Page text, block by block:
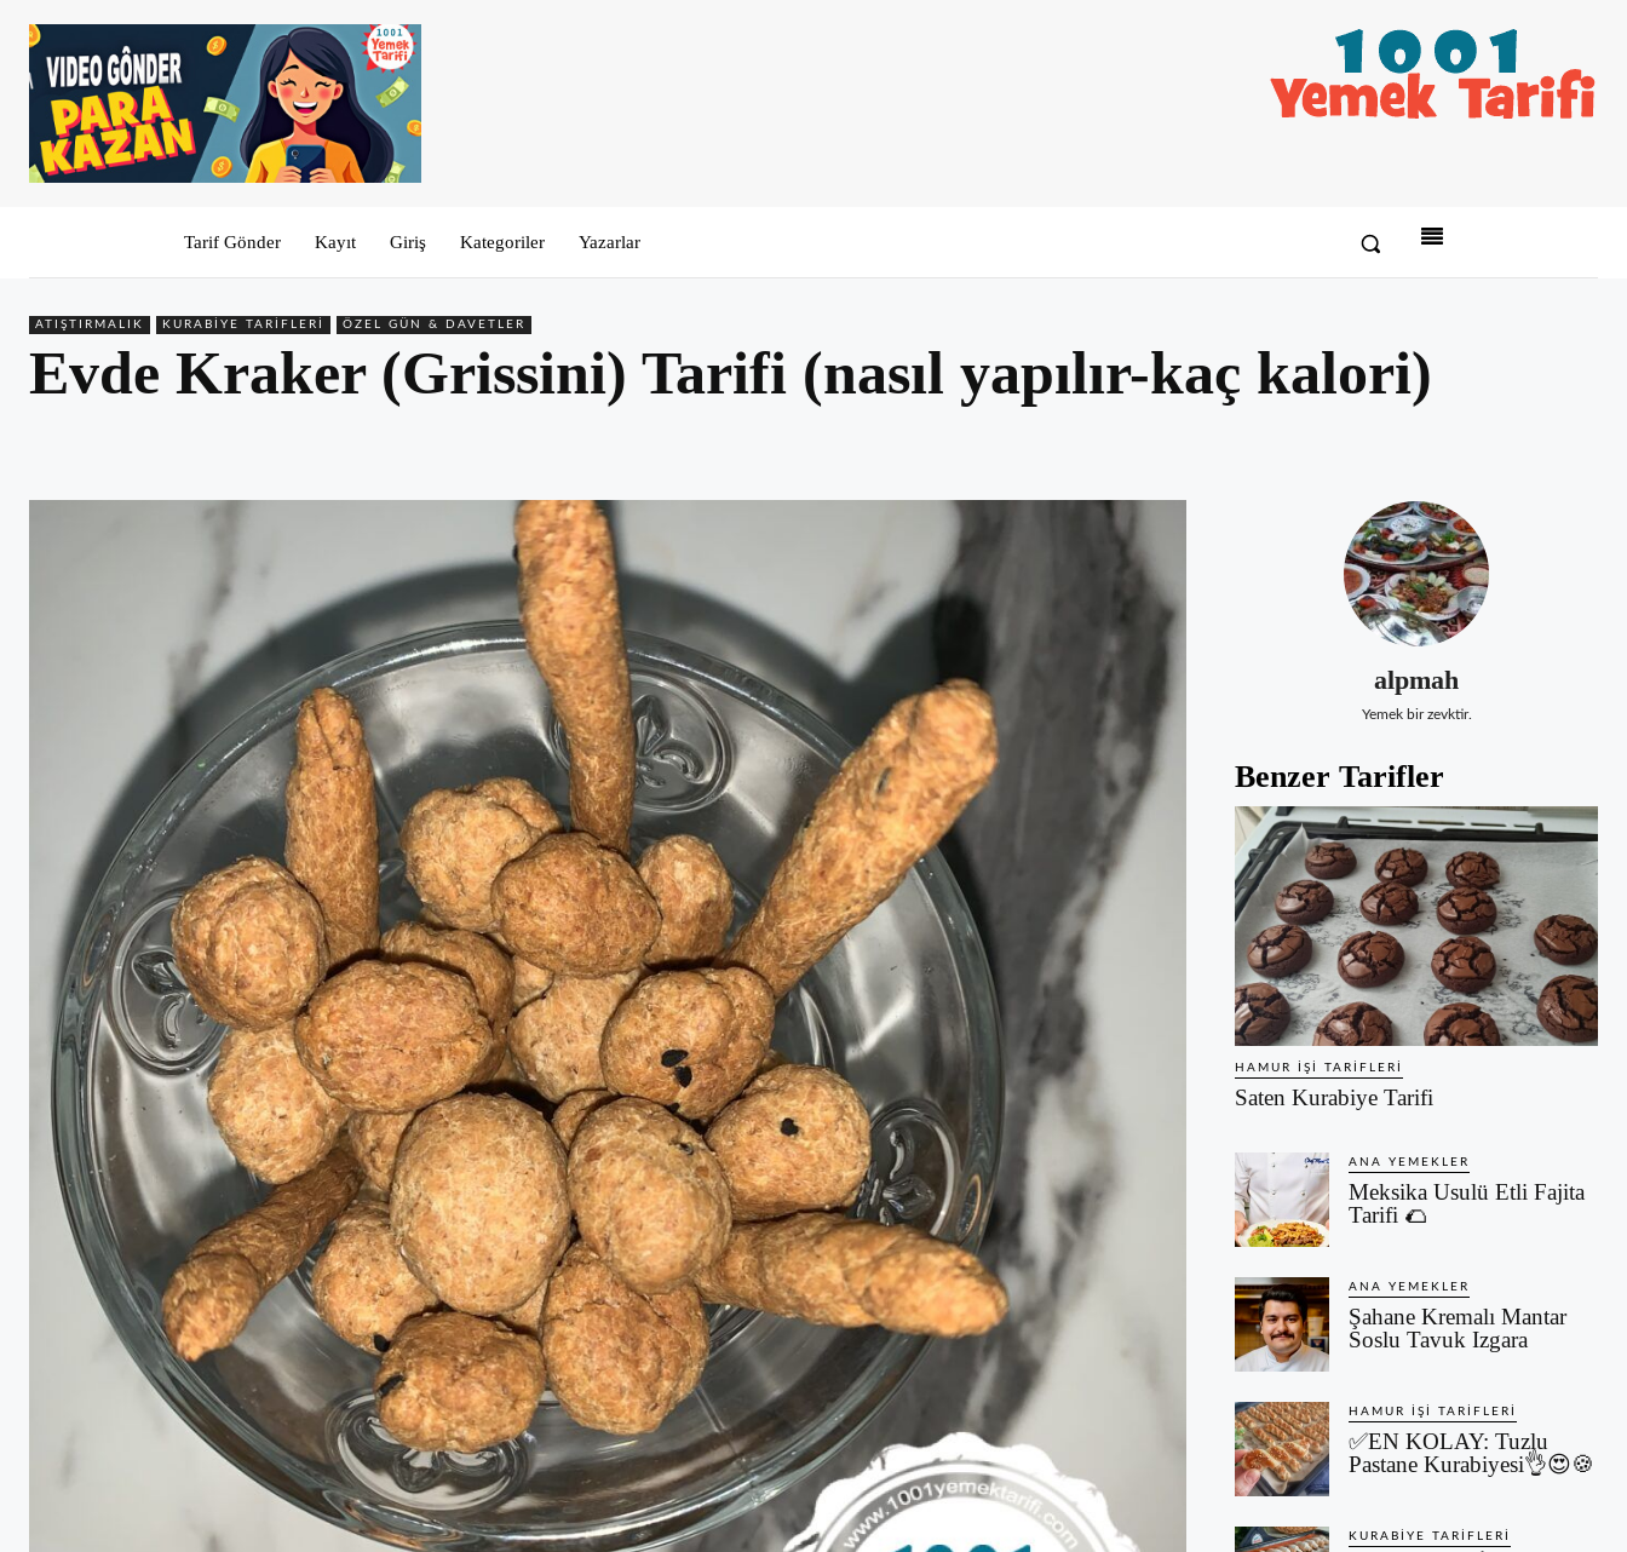
Tarif Gönder Kayıt Giriş Kategoriler Yazarlar
ATIŞTIRMALIK KURABIYE TARIFLERI ÖZEL GÜN & DAVETLER
Evde Kraker (Grissini) Tarifi (nasıl yapılır-kaç kalori)
alpmah
Yemek bir zevktir.
Benzer Tarifler
HAMUR İŞI TARIFLERI
Saten Kurabiye Tarifi
ANA YEMEKLER
Meksika Usulü Etli Fajita
Tarifi 🌮
ANA YEMEKLER
Şahane Kremalı Mantar
Soslu Tavuk Izgara
HAMUR İŞI TARIFLERI
✅EN KOLAY: Tuzlu
Pastane Kurabiyesi👌😍🍪
KURABIYE TARIFLERI